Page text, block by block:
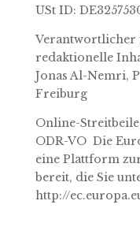
USt ID:
redaktionelle
Jonas Al-Nemri,
Freiburg
Online-
ODR-VO Die
eine Plattform
bereit, die Sie
http://